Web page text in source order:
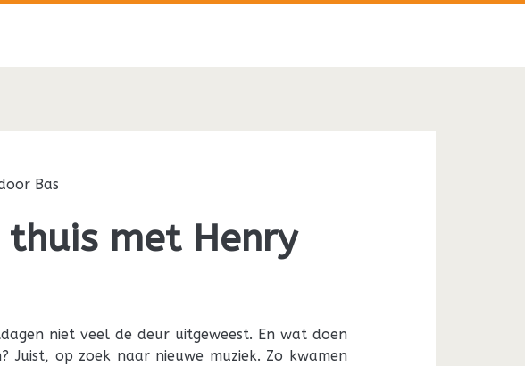
Bas
met Henry
niet veel de deur uitgeweest. En wat doen
Juist, op zoek naar nieuwe muziek. Zo kwamen